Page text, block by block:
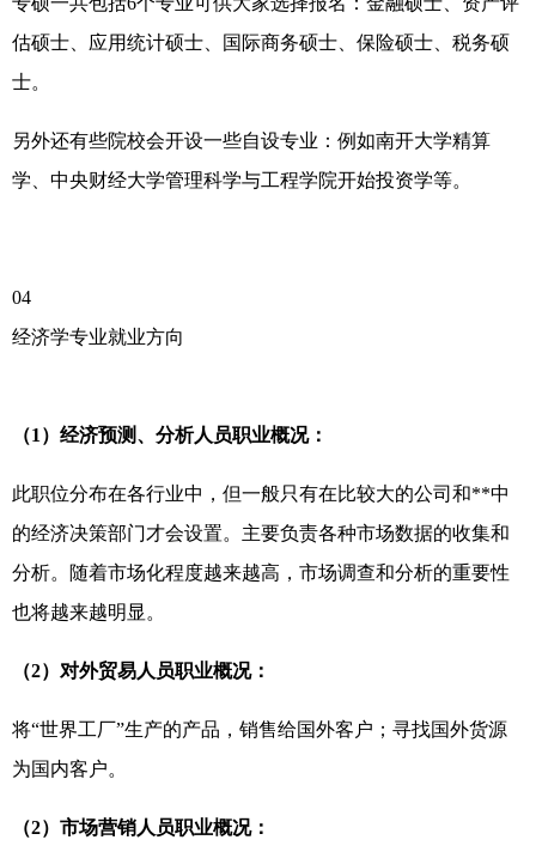
估硕士、应用统计硕士、国际商务硕士、保险硕士、税务硕
士。
另外还有些院校会开设一些自设专业：例如南开大学精算
学、中央财经大学管理科学与工程学院开始投资学等。
04
经济学专业就业方向
（1）经济预测、分析人员职业概况：
此职位分布在各行业中，但一般只有在比较大的公司和**中
的经济决策部门才会设置。主要负责各种市场数据的收集和
分析。随着市场化程度越来越高，市场调查和分析的重要性
也将越来越明显。
（2）对外贸易人员职业概况：
将“世界工厂”生产的产品，销售给国外客户；寻找国外货源
为国内客户。
（2）市场营销人员职业概况：